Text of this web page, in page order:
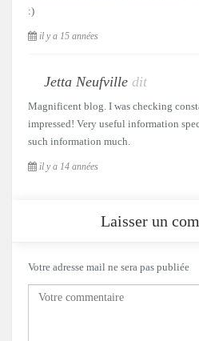
:)
il y a 15 années
Jetta Neufville dit
Magnificent blog. I was checking
impressed! Very useful information
such information much.
il y a 14 années
Laisser un
Votre adresse mail ne sera pas publiée